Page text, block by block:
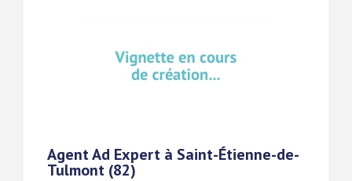
Agent Ad Expert à Saint-Étienne-de-
Tulmont (82)